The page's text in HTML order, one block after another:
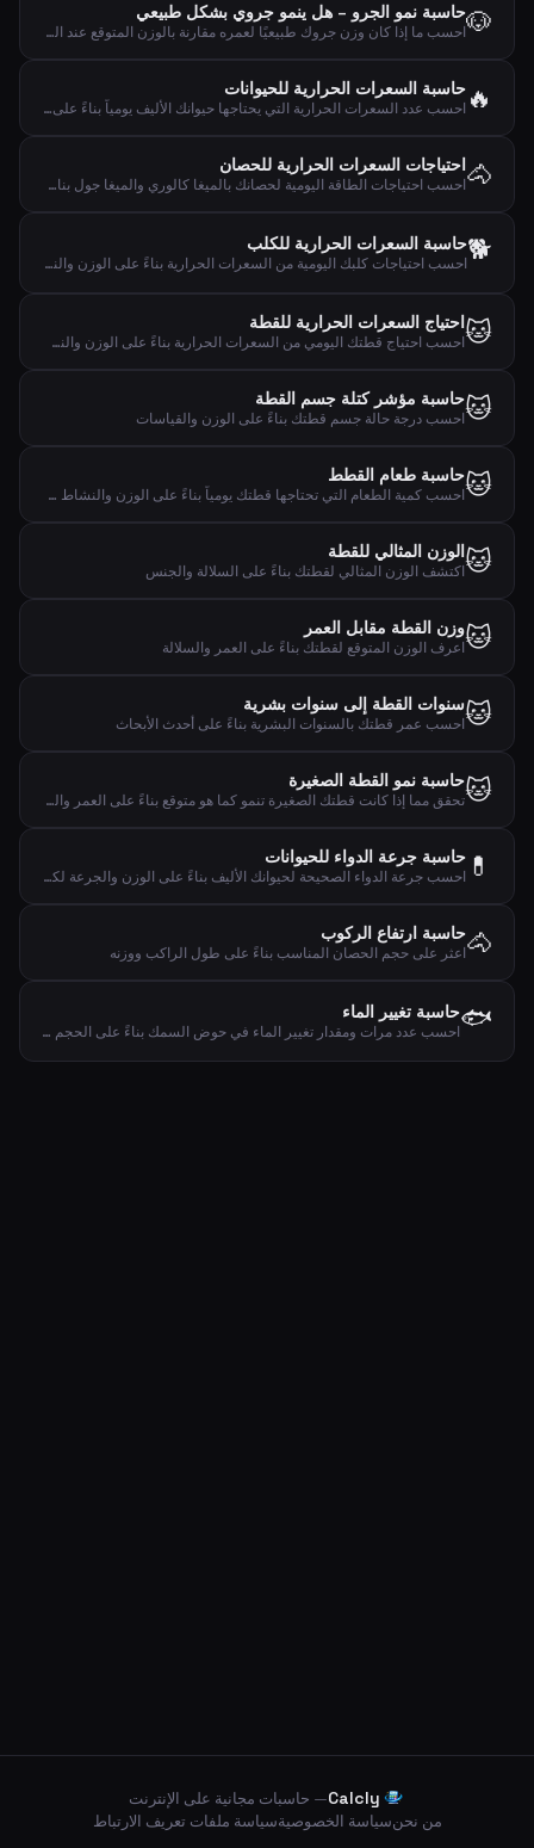
🐶حاسبة نمو الجرو – هل ينمو جروي بشكل طبيعي
احسب ما إذا كان وزن جروك طبيعيًا لعمره مقارنة بالوزن المتوقع عند البلوغ
🔥 حاسبة السعرات الحرارية للحيوانات
احسب عدد السعرات الحرارية التي يحتاجها حيوانك الأليف يومياً بناءً على نوع الحيوان والوزن ومستوى النشاط
🐴احتياجات السعرات الحرارية للحصان
احسب احتياجات الطاقة اليومية لحصانك بالميغا كالوري والميغا جول بناءً على الوزن ومستوى النشاط
🐕حاسبة السعرات الحرارية للكلب
احسب احتياجات كلبك اليومية من السعرات الحرارية بناءً على الوزن والنشاط وحالة التعقيم
🐱احتياج السعرات الحرارية للقطة
احسب احتياج قطتك اليومي من السعرات الحرارية بناءً على الوزن والنشاط والتعقيم
🐱حاسبة مؤشر كتلة جسم القطة
احسب درجة حالة جسم قطتك بناءً على الوزن والقياسات
🐱حاسبة طعام القطط
احسب كمية الطعام التي تحتاجها قطتك يومياً بناءً على الوزن والنشاط والعمر
🐱الوزن المثالي للقطة
اكتشف الوزن المثالي لقطتك بناءً على السلالة والجنس
🐱وزن القطة مقابل العمر
اعرف الوزن المتوقع لقطتك بناءً على العمر والسلالة
🐱سنوات القطة إلى سنوات بشرية
احسب عمر قطتك بالسنوات البشرية بناءً على أحدث الأبحاث
🐱حاسبة نمو القطة الصغيرة
تحقق مما إذا كانت قطتك الصغيرة تنمو كما هو متوقع بناءً على العمر والوزن
💊 حاسبة جرعة الدواء للحيوانات
احسب جرعة الدواء الصحيحة لحيوانك الأليف بناءً على الوزن والجرعة لكل كجم وخطة العلاج
🐴حاسبة ارتفاع الركوب
اعثر على حجم الحصان المناسب بناءً على طول الراكب ووزنه
🐟حاسبة تغيير الماء
احسب عدد مرات ومقدار تغيير الماء في حوض السمك بناءً على الحجم وعدد الأسماك والنباتات
Calcly— حاسبات مجانية على الإنترنت
من نحنسياسة الخصوصيةسياسة ملفات تعريف الارتباط